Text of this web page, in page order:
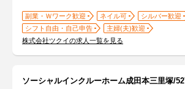
副業・Ｗワーク歓迎 ネイル可
シルバー歓迎
シフト自由・自己申告
主婦(夫)歓迎
株式会社ツクイの求人一覧を見る
ソーシャルインクルーホーム成田本三里塚/